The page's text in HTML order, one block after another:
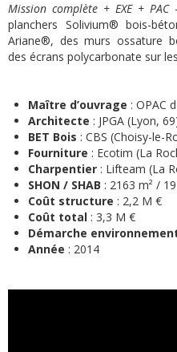
Mission complète + EXE + PAC-
planchers Solivium® bois-
Ariane®, des murs ossature
des écrans polycarbonate sur
Maître d’ouvrage : OPAC
Architecte : JPGA (Lyon,
BET Bois : CBS (Choisy-le-
Fourniture : Ecotim (La
Charpentier : Lifteam (La
SHON / SHAB : 2163 m² /
Coût structure : 2,2 M €
Coût total : 3,3 M €
Démarche
Année : 2014